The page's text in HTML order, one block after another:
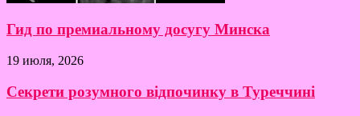
Гид по премиальному досугу Минска
19 июля, 2026
Секрети розумного відпочинку в Туреччині